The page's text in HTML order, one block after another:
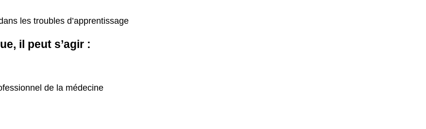
les troubles d’apprentissage
il peut s’agir :
de la médecine